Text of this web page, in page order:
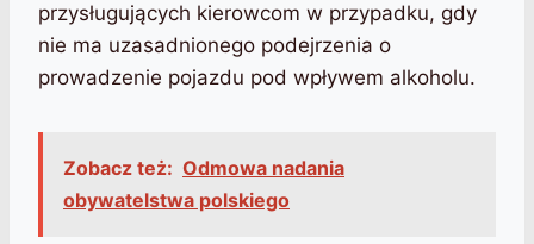
przysługujących kierowcom w przypadku, gdy
nie ma uzasadnionego podejrzenia o
prowadzenie pojazdu pod wpływem alkoholu.
Zobacz też: Odmowa nadania
obywatelstwa polskiego